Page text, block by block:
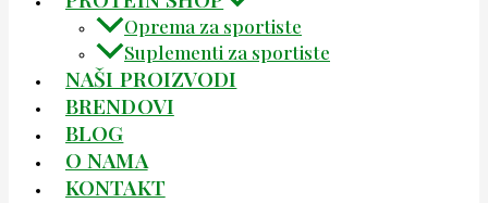
Oprema za sportiste
Suplementi za sportiste
NAŠI PROIZVODI
BRENDOVI
BLOG
O NAMA
KONTAKT